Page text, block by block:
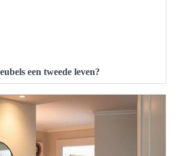
een tweede leven?